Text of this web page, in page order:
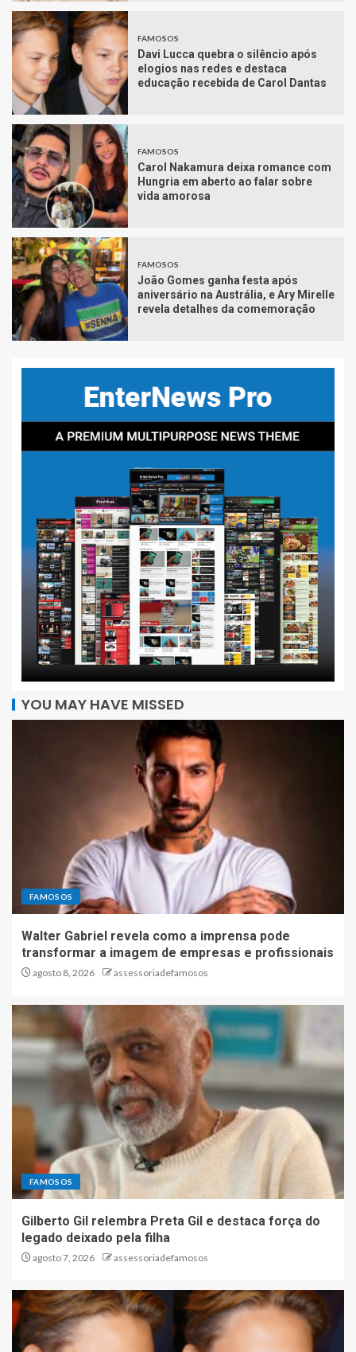
FAMOSOS
Davi Lucca quebra o silêncio após
elogios nas redes e destaca
educação recebida de Carol Dantas
FAMOSOS
Carol Nakamura deixa romance com
Hungria em aberto ao falar sobre
vida amorosa
FAMOSOS
João Gomes ganha festa após
aniversário na Austrália, e Ary Mirelle
revela detalhes da comemoração
YOU MAY HAVE MISSED
FAMOSOS
Walter Gabriel revela como a imprensa pode
transformar a imagem de empresas e profissionais
agosto 8, 2026 assessoriadefamosos
FAMOSOS
Gilberto Gil relembra Preta Gil e destaca força do
legado deixado pela filha
agosto 7, 2026 assessoriadefamosos